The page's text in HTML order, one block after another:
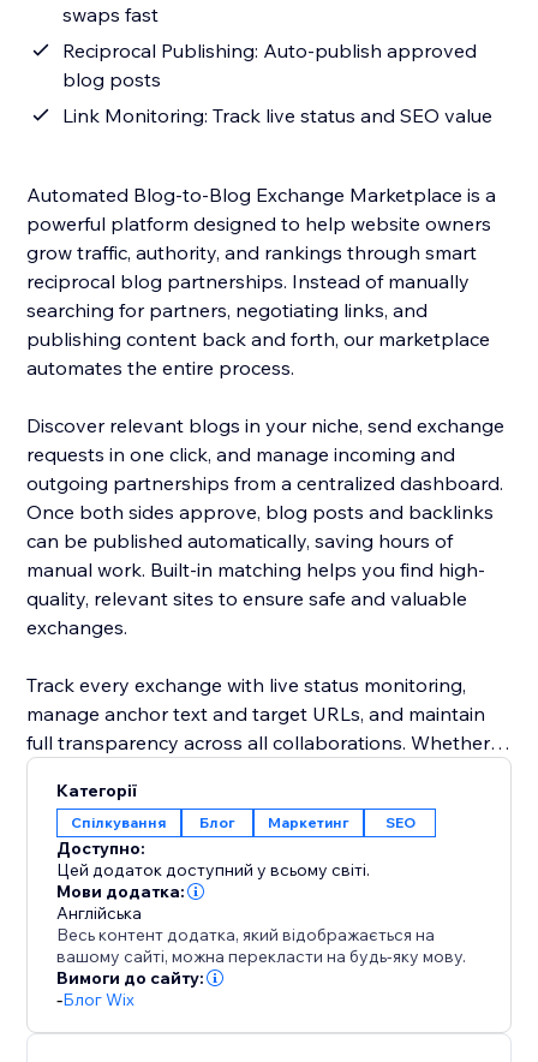
swaps fast
Reciprocal Publishing: Auto-publish approved
blog posts
Link Monitoring: Track live status and SEO value
Automated Blog-to-Blog Exchange Marketplace is a
powerful platform designed to help website owners
grow traffic, authority, and rankings through smart
reciprocal blog partnerships. Instead of manually
searching for partners, negotiating links, and
publishing content back and forth, our marketplace
automates the entire process.
Discover relevant blogs in your niche, send exchange
requests in one click, and manage incoming and
outgoing partnerships from a centralized dashboard.
Once both sides approve, blog posts and backlinks
can be published automatically, saving hours of
manual work. Built-in matching helps you find high-
quality, relevant sites to ensure safe and valuable
exchanges.
Track every exchange with live status monitoring,
manage anchor text and target URLs, and maintain
full transparency across all collaborations. Whether
network, this platform streamlines link building while
keeping it organized, efficient, and SEO-focused.
Grow smarter. Exchange faster. Rank higher.
Категорії
Спілкування Блог Маркетинг SEO
Доступно:
Цей додаток доступний у всьому світі.
Мови додатка:
Англійська
Весь контент додатка, який відображається на
вашому сайті, можна перекласти на будь-яку мову.
Вимоги до сайту:
-Блог Wix